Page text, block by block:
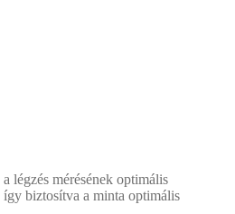
légzés mérésének optimális
biztosítva a minta optimális